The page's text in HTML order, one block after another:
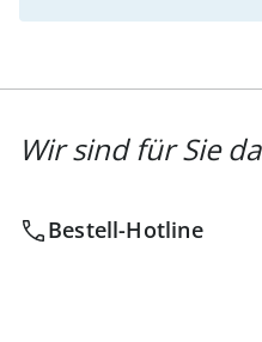
Wir sind für Sie da
Bestell-Hotline